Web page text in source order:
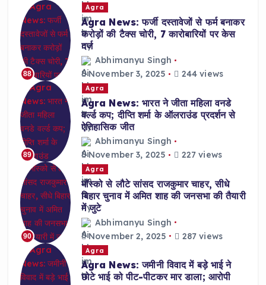
88
Agra
Agra News: फर्जी दस्तावेजों से फर्म बनाकर
करोड़ों की टैक्स चोरी, 7 कारोबारियों पर केस
दर्ज
Abhimanyu Singh
November 3, 2025
244 views
89
Agra
Agra News: भारत ने जीता महिला वनडे
वर्ल्ड कप; दीप्ति शर्मा के ऑलराउंड प्रदर्शन से
ऐतिहासिक जीत
Abhimanyu Singh
November 3, 2025
227 views
90
Agra
मॉस्को से लौटे सांसद राजकुमार चाहर, सीधे
बिहार चुनाव में अमित शाह की जनसभा की तैयारी
में जुटे
Abhimanyu Singh
November 2, 2025
287 views
Agra
Agra News: जमीनी विवाद में बड़े भाई ने
छोटे भाई को पीट-पीटकर मार डाला; आरोपी